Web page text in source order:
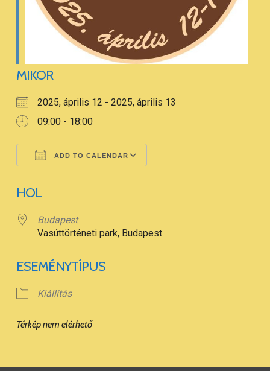
MIKOR
2025, április 12 - 2025, április 13
09:00 - 18:00
ADD TO CALENDAR
HOL
Budapest
Vasúttörténeti park, Budapest
ESEMÉNYTÍPUS
Kiállítás
Térkép nem elérhető